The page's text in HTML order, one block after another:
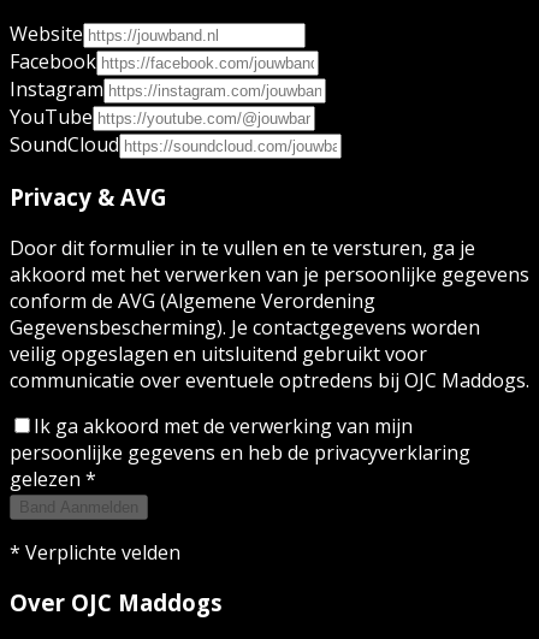
Website
Facebook
Instagram
YouTube
SoundCloud
Privacy & AVG
Door dit formulier in te vullen en te versturen, ga je
akkoord met het verwerken van je persoonlijke gegevens
conform de AVG (Algemene Verordening
Gegevensbescherming). Je contactgegevens worden
veilig opgeslagen en uitsluitend gebruikt voor
communicatie over eventuele optredens bij OJC Maddogs.
Ik ga akkoord met de verwerking van mijn
persoonlijke gegevens en heb de privacyverklaring
gelezen *
Band Aanmelden
* Verplichte velden
Over OJC Maddogs